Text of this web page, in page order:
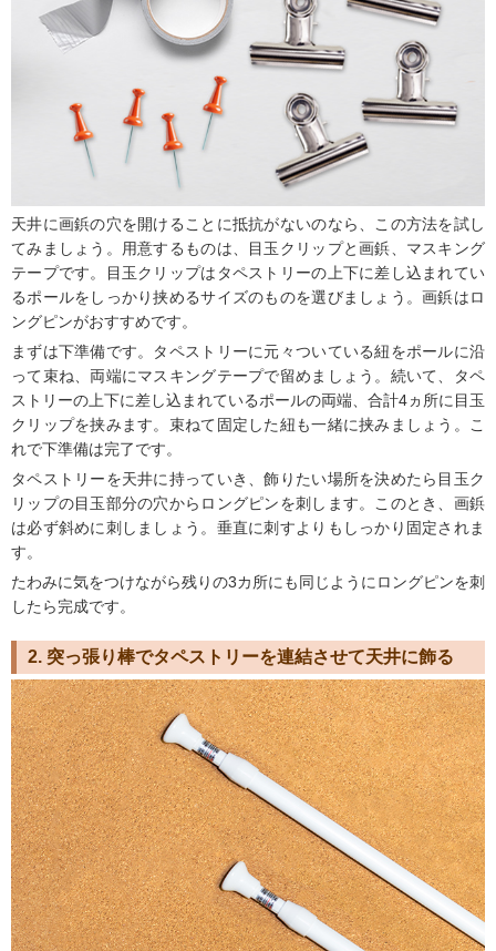
天井に画鋲の穴を開けることに抵抗がないのなら、この方法を試し
てみましょう。用意するものは、目玉クリップと画鋲、マスキング
テープです。目玉クリップはタペストリーの上下に差し込まれてい
るポールをしっかり挟めるサイズのものを選びましょう。画鋲はロ
ングピンがおすすめです。
まずは下準備です。タペストリーに元々ついている紐をポールに沿
って束ね、両端にマスキングテープで留めましょう。続いて、タペ
ストリーの上下に差し込まれているポールの両端、合計4ヵ所に目玉
クリップを挟みます。束ねて固定した紐も一緒に挟みましょう。こ
れで下準備は完了です。
タペストリーを天井に持っていき、飾りたい場所を決めたら目玉ク
リップの目玉部分の穴からロングピンを刺します。このとき、画鋲
は必ず斜めに刺しましょう。垂直に刺すよりもしっかり固定されま
す。
たわみに気をつけながら残りの3カ所にも同じようにロングピンを刺
したら完成です。
2. 突っ張り棒でタペストリーを連結させて天井に飾る